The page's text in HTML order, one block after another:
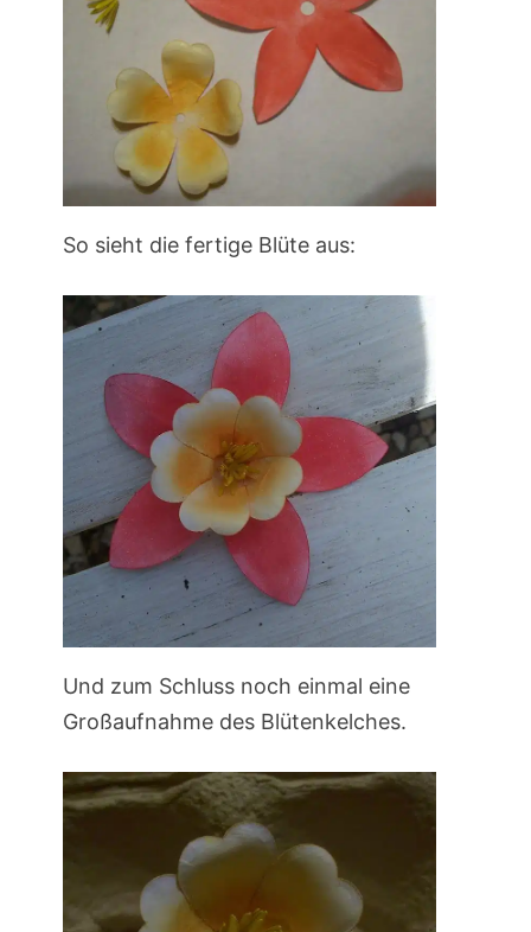
So sieht die fertige Blüte aus:
Und zum Schluss noch einmal eine
Großaufnahme des Blütenkelches.